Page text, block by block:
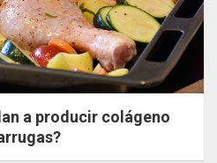
a producir colágeno